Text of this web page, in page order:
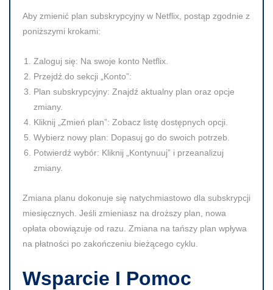
Aby zmienić plan subskrypcyjny w Netflix, postąp zgodnie z
poniższymi krokami:
Zaloguj się: Na swoje konto Netflix.
Przejdź do sekcji „Konto”:
Plan subskrypcyjny: Znajdź aktualny plan oraz opcje
zmiany.
Kliknij „Zmień plan”: Zobacz listę dostępnych opcji.
Wybierz nowy plan: Dopasuj go do swoich potrzeb.
Potwierdź wybór: Kliknij „Kontynuuj” i przeanalizuj
zmiany.
Zmiana planu dokonuje się natychmiastowo dla subskrypcji
miesięcznych. Jeśli zmieniasz na droższy plan, nowa
opłata obowiązuje od razu. Zmiana na tańszy plan wpływa
na płatności po zakończeniu bieżącego cyklu.
Wsparcie I Pomoc